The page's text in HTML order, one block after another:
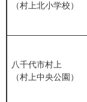
（村上北小学校）
八千代市村上
（村上中央公園）